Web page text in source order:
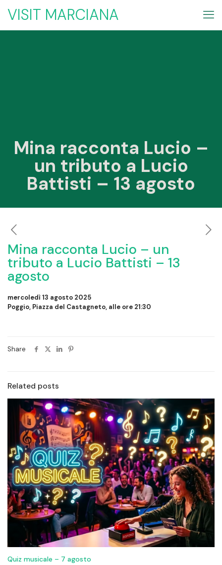
VISIT MARCIANA
Mina racconta Lucio –
un tributo a Lucio
Battisti – 13 agosto
Mina racconta Lucio – un
tributo a Lucio Battisti – 13
agosto
mercoledì 13 agosto 2025
Poggio, Piazza del Castagneto, alle ore 21:30
Share
Related posts
Quiz musicale – 7 agosto